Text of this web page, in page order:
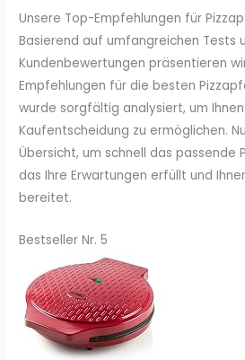
Unsere Top-Empfehlungen für
Basierend auf umfangreichen Tests
Kundenbewertungen präsentieren
Empfehlungen für die besten
wurde sorgfältig analysiert, um
Kaufentscheidung zu ermöglichen.
Übersicht, um schnell das passende
das Ihre Erwartungen erfüllt und
bereitet.
Bestseller Nr. 5